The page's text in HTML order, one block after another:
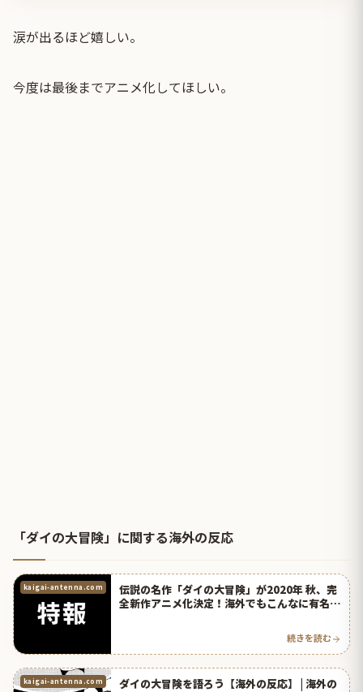
涙が出るほど嬉しい。
今度は最後までアニメ化してほしい。
「ダイの大冒険」に関する海外の反応
kaigai-antenna.com
伝説の名作「ダイの大冒険」が2020年 秋、完
全新作アニメ化決定！海外でもこんなに有名だ
続きを読む
kaigai-antenna.com
ダイの大冒険を語ろう【海外の反応】 | 海外の